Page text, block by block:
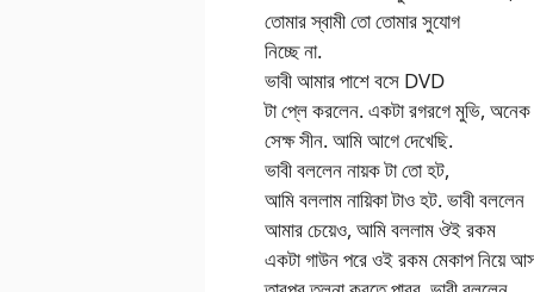
তোমার স্বামী তো তোমার সুযোগ
নিচ্ছে না.
ভাবী আমার পাশে বসে DVD
টা প্লে করলেন. একটা রগরগে মুভি, অনেক
সেক্ষ সীন. আমি আগে দেখেছি.
ভাবী বললেন নায়ক টা তো হট,
আমি বললাম নায়িকা টাও হট. ভাবী বললেন
আমার চেয়েও, আমি বললাম ঔই রকম
একটা গাউন পরে ওই রকম মেকাপ নিয়ে